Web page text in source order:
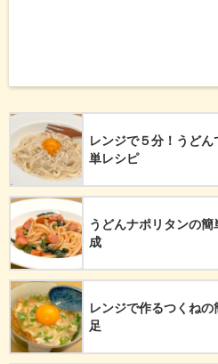
レンジで５分！うど
単レシピ
うどんナポリタンの
成
レンジで作るつくね
足